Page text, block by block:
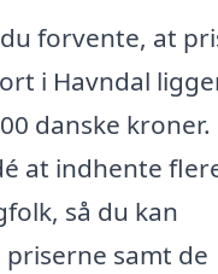
forvente, at
i Havndal
danske
at indhente
så du kan
samt de